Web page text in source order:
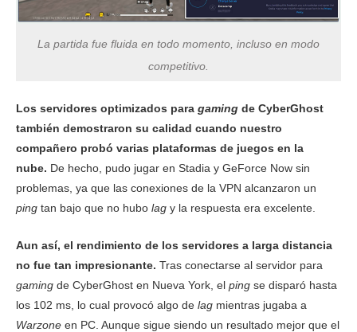
Ping
Subida
Ping
193 ms
10.25 Mbps
208 ms
173 ms
85.31 Mbps
211 ms
191
La partida fue fluida en todo momento, incluso en modo
competitivo.
Los servidores optimizados para gaming de CyberGhost
también demostraron su calidad cuando nuestro
compañero probó varias plataformas de juegos en la
nube. De hecho, pudo jugar en Stadia y GeForce Now sin
problemas, ya que las conexiones de la VPN alcanzaron un
ping tan bajo que no hubo lag y la respuesta era excelente.
Aun así, el rendimiento de los servidores a larga distancia
no fue tan impresionante. Tras conectarse al servidor para
gaming de CyberGhost en Nueva York, el ping se disparó hasta
los 102 ms, lo cual provocó algo de lag mientras jugaba a
Warzone en PC. Aunque sigue siendo un resultado mejor que el